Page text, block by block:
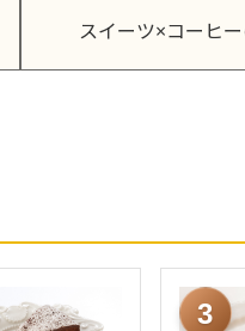
スイーツ×コーヒ
3